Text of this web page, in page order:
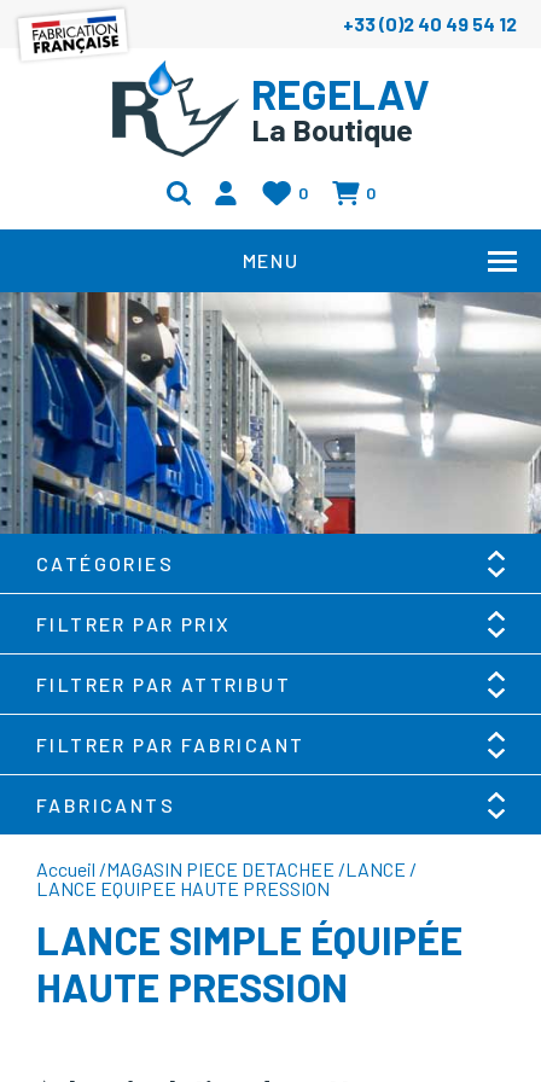
+33 (0)2 40 49 54 12
REGELAV
La Boutique
0 0
MENU
Accueil /MAGASIN PIECE DETACHEE /LANCE /
LANCE EQUIPEE HAUTE PRESSION
CATÉGORIES
FILTRER PAR PRIX
FILTRER PAR ATTRIBUT
FILTRER PAR FABRICANT
FABRICANTS
LANCE SIMPLE ÉQUIPÉE
HAUTE PRESSION